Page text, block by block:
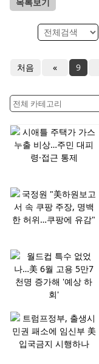
목록보기
처음 « 9